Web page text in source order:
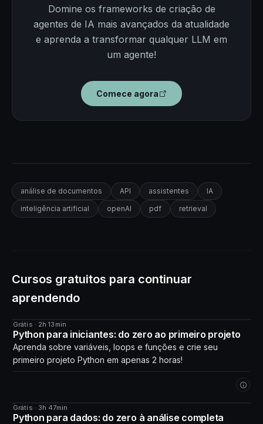
Domine os frameworks de criação de
agentes de IA mais avançados da atualidade
e aprenda a transformar qualquer LLM em
um agente!
Comece agora
análise de documentos API assistentes
IA
inteligência artificial
openAI pdf retrieval
Cursos gratuitos para continuar
aprendendo
CURSO
Grátis · 2h 13min
Python para iniciantes: do zero ao primeiro projeto
Aprenda sobre variáveis, loops e funções e crie seu
primeiro projeto Python em apenas 2 horas!
CURSO
Grátis · 3h 47min
Python para dados: do zero à análise completa